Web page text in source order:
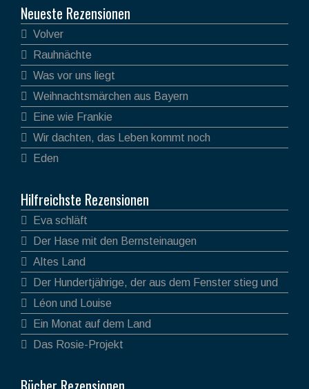
Neueste Rezensionen
Volver
Rauhnächte
Was vor uns liegt
Weihnachtsmärchen aus Bayern
Eine wie Frankie
Wir dachten, das Leben kommt noch
Eden
Hilfreichste Rezensionen
Eva schläft
Der Hase mit den Bernsteinaugen
Altes Land
Der Hundertjährige, der aus dem Fenster stieg und
verschwand
Léon und Louise
Ein Monat auf dem Land
Das Rosie-Projekt